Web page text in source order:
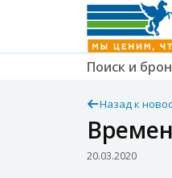
Поиск и
Назад к
20.03.2020